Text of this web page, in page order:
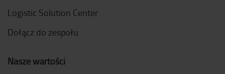
Logistic Solution Center
Dołącz do zespołu
Nasze wartości